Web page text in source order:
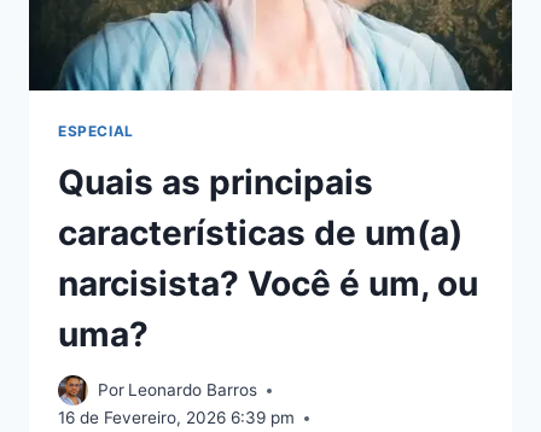
ESPECIAL
Quais as principais
características de um(a)
narcisista? Você é um, ou
uma?
Por Leonardo Barros
16 de Fevereiro, 2026 6:39 pm